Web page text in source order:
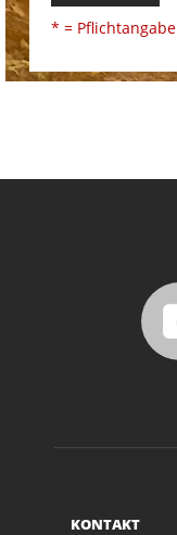
* = Pflichtangabe
KONTAKT